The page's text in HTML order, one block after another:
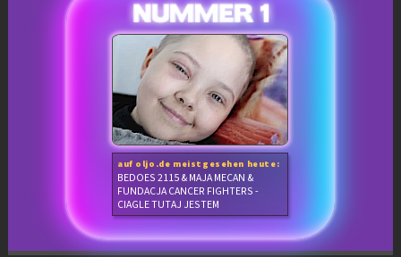
auf oljo.de meistgesehen heute:
BEDOES 2115 & MAJA MECAN &
FUNDACJA CANCER FIGHTERS -
CIAGLE TUTAJ JESTEM